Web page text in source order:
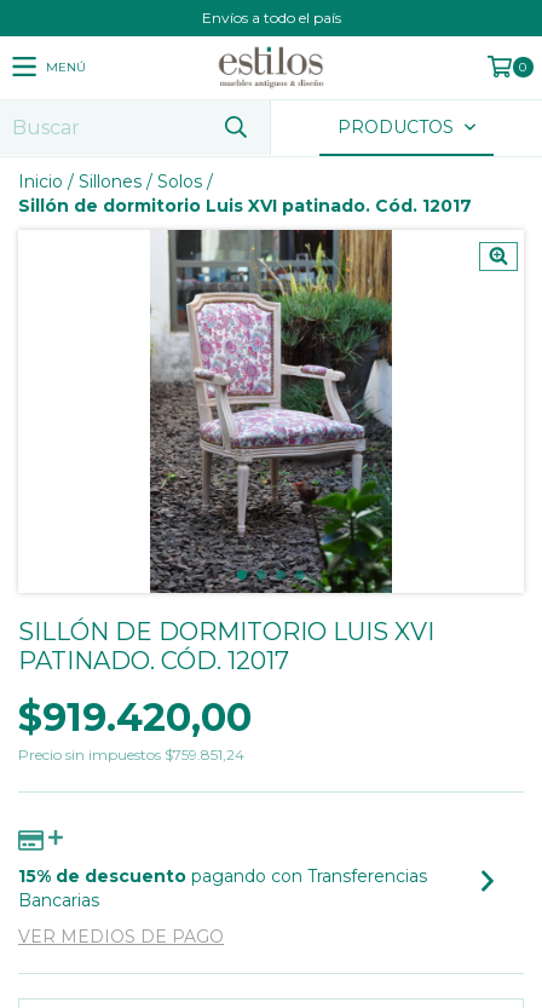
Envíos a todo el país
MENÚ 0
PRODUCTOS
Inicio / Sillones / Solos /
Sillón de dormitorio Luis XVI patinado. Cód. 12017
SILLÓN DE DORMITORIO LUIS XVI
PATINADO. CÓD. 12017
$919.420,00
Precio sin impuestos $759.851,24
15% de descuento pagando con Transferencias
Bancarias
VER MEDIOS DE PAGO